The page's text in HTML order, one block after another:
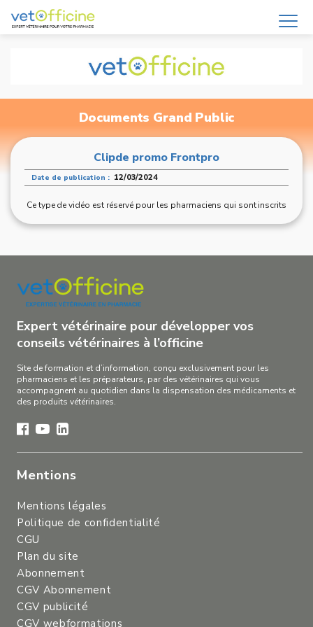
Documents Grand Public
Clipde promo Frontpro
Date de publication : 12/03/2024
Ce type de vidéo est réservé pour les pharmaciens qui sont inscrits
Expert vétérinaire pour développer vos
conseils vétérinaires à l’officine
Site de formation et d’information, conçu exclusivement pour les
pharmaciens et les préparateurs, par des vétérinaires qui vous
accompagnent au quotidien dans la dispensation des médicaments et
des produits vétérinaires.
Mentions
Mentions légales
Politique de confidentialité
CGU
Plan du site
Abonnement
CGV Abonnement
CGV publicité
CGV webformations